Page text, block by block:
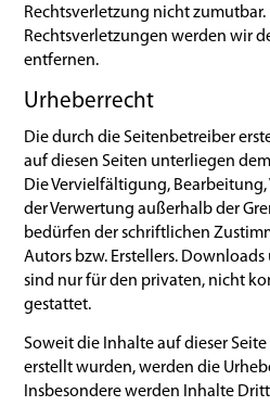
Rechtsverletzung nicht
Rechtsverletzungen werden wir
entfernen.
Urheberrecht
Die durch die Seitenbetreiber
auf diesen Seiten unterliegen
Die Vervielfältigung,
der Verwertung außerhalb der
bedürfen der schriftlichen
Autors bzw. Erstellers.
sind nur für den privaten, nicht
gestattet.
Soweit die Inhalte auf dieser
erstellt wurden, werden die
Insbesondere werden Inhalte